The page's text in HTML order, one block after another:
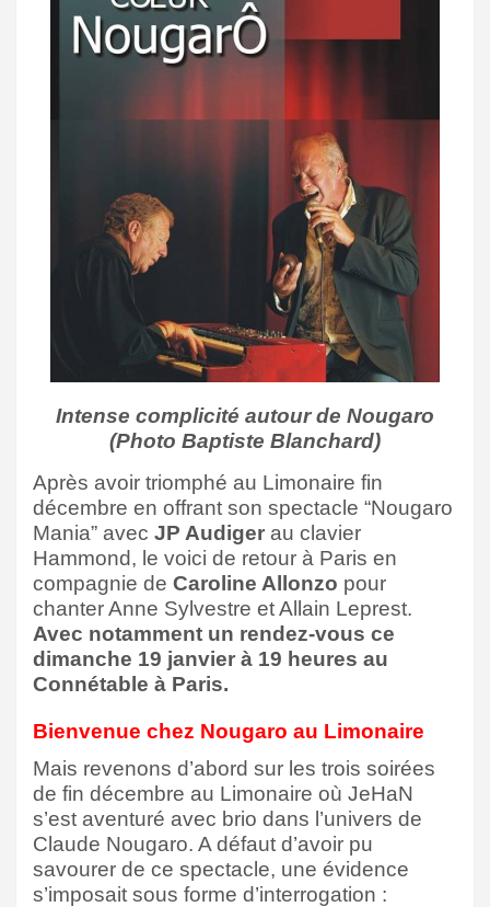
Intense complicité autour de Nougaro
(Photo Baptiste Blanchard)
Après avoir triomphé au Limonaire fin
décembre en offrant son spectacle “Nougaro
Mania” avec JP Audiger au clavier
Hammond, le voici de retour à Paris en
compagnie de Caroline Allonzo pour
chanter Anne Sylvestre et Allain Leprest.
Avec notamment un rendez-vous ce
dimanche 19 janvier à 19 heures au
Connétable à Paris.
Bienvenue chez Nougaro au Limonaire
Mais revenons d’abord sur les trois soirées
de fin décembre au Limonaire où JeHaN
s’est aventuré avec brio dans l’univers de
Claude Nougaro. A défaut d’avoir pu
savourer de ce spectacle, une évidence
s’imposait sous forme d’interrogation :